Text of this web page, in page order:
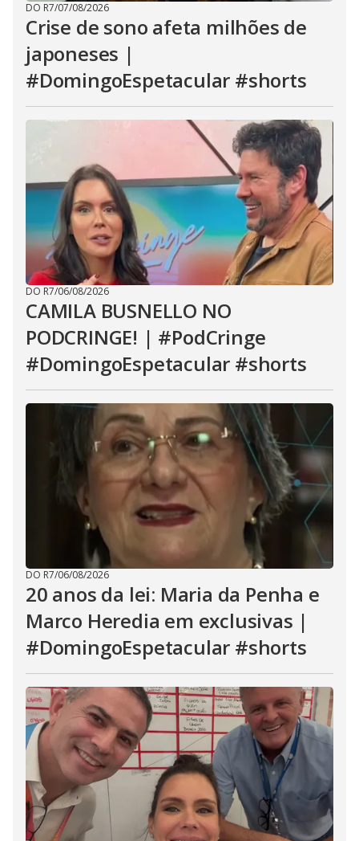
DO R7/07/08/2026
Crise de sono afeta milhões de
japoneses |
#DomingoEspetacular #shorts
DO R7/06/08/2026
CAMILA BUSNELLO NO
PODCRINGE! | #PodCringe
#DomingoEspetacular #shorts
DO R7/06/08/2026
20 anos da lei: Maria da Penha e
Marco Heredia em exclusivas |
#DomingoEspetacular #shorts